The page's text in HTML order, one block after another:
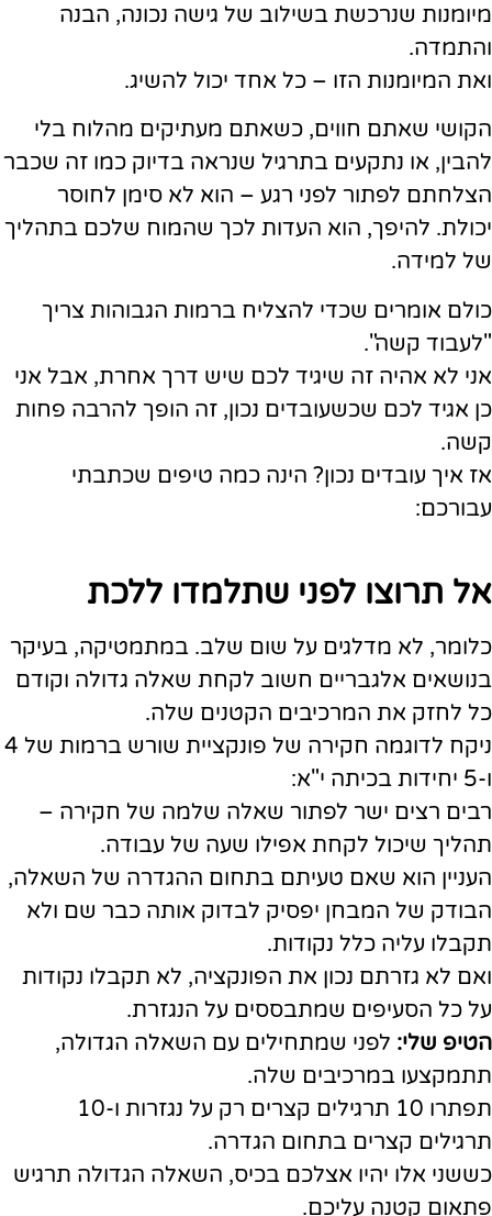
מיומנות שנרכשת בשילוב של גישה נכונה, הבנה
והתמדה.
ואת המיומנות הזו – כל אחד יכול להשיג.
הקושי שאתם חווים, כשאתם מעתיקים מהלוח בלי
להבין, או נתקעים בתרגיל שנראה בדיוק כמו זה שכבר
הצלחתם לפתור לפני רגע – הוא לא סימן לחוסר
יכולת. להיפך, הוא העדות לכך שהמוח שלכם בתהליך
של למידה.
כולם אומרים שכדי להצליח ברמות הגבוהות צריך
"לעבוד קשה".
אני לא אהיה זה שיגיד לכם שיש דרך אחרת, אבל אני
כן אגיד לכם שכשעובדים נכון, זה הופך להרבה פחות
קשה.
אז איך עובדים נכון? הינה כמה טיפים שכתבתי
עבורכם:
אל תרוצו לפני שתלמדו ללכת
כלומר, לא מדלגים על שום שלב. במתמטיקה, בעיקר
בנושאים אלגבריים חשוב לקחת שאלה גדולה וקודם
כל לחזק את המרכיבים הקטנים שלה.
ניקח לדוגמה חקירה של פונקציית שורש ברמות של 4
ו-5 יחידות בכיתה י"א:
רבים רצים ישר לפתור שאלה שלמה של חקירה –
תהליך שיכול לקחת אפילו שעה של עבודה.
העניין הוא שאם טעיתם בתחום ההגדרה של השאלה,
הבודק של המבחן יפסיק לבדוק אותה כבר שם ולא
תקבלו עליה כלל נקודות.
ואם לא גזרתם נכון את הפונקציה, לא תקבלו נקודות
על כל הסעיפים שמתבססים על הנגזרת.
הטיפ שלי: לפני שמתחילים עם השאלה הגדולה,
תתמקצעו במרכיבים שלה.
תפתרו 10 תרגילים קצרים רק על נגזרות ו-10
תרגילים קצרים בתחום הגדרה.
כששני אלו יהיו אצלכם בכיס, השאלה הגדולה תרגיש
פתאום קטנה עליכם.